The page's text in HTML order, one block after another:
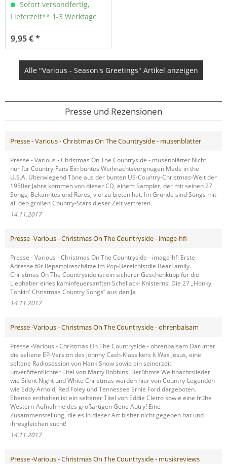
Sofort versandfertig,
Lieferzeit** 1-3 Werktage
9,95 € *
Alle "Various - Season's Greetings" Artikel anzeigen
Presse und Rezensionen
Presse - Various - Christmas On The Countryside - musenblätter
Presse - Various - Christmas On The Countryside - musenblätter Nicht
nur für Country-Fans Ein buntes Weihnachtsvergnügen Made in the
U.S.A. Überwiegend Töne aus der bunten US-Country-Christmas-Welt der
1950er Jahre kommen von dieser CD, einem Sampler, der mit seinen 27
Songs, Bekanntes und Rares, viel zu bieten hat. Im Grunde sind Songs mit
all den großen Country-Stars dieser Zeit vertreten
14.11.2017
Presse -Various - Christmas On The Countryside - image-hfi
Presse - Various - Christmas On The Countryside - image-hfi Erste
Adresse für Repertoireschätze im Pop-Bereichistdie BearFamily.
Christmas On The Countryside ist ein sicherer Geschenktipp für die
Liebhaber eines kaminfeuersanften Schellack- Knisterns. Die 27 „Honky
Tonkin' Christmas Country Songs“ aus den Ja
14.11.2017
Presse -Various - Christmas On The Countryside - ohrenbalsam
Presse -Various - Christmas On The Countryside - ohrenbalsam Darunter
die seltene EP-Version des Johnny Cash-Klassikers It Was Jesus, eine
seltene Radiosession von Hank Snow sowie ein seinerzeit
unveröffentlichter Titel von Marty Robbins! Berühmte Weihnachtslieder
wie Silent Night und White Christmas werden hier von Country-Legenden
wie Eddy Arnold, Red Foley und Tennessee Ernie Ford dargeboten.
Ebenso enthalten ist ein seltener Titel von Eddie Cletro sowie eine frühe
Western-Aufnahme des großartigen Gene Autry! Eine
Zusammenstellung, die es in dieser Art bisher nicht gegeben hat und
ihresgleichen sucht!
14.11.2017
Presse -Various - Christmas On The Countryside - musikreviews